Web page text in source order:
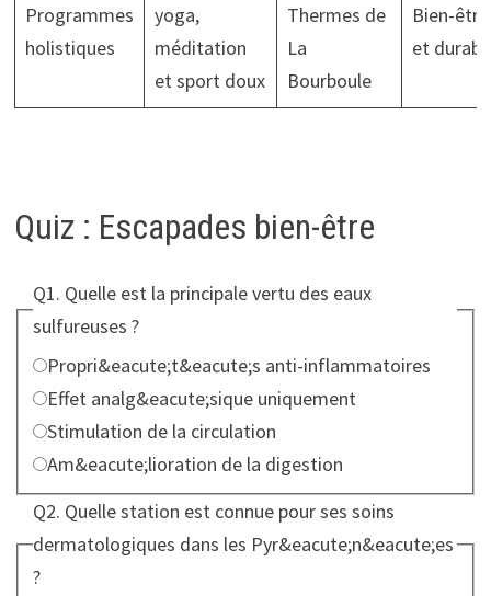
Programmes
holistiques
yoga,
méditation
et sport doux
Thermes de
La
Bourboule
Bien-
et
Quiz : Escapades bien-être
Q1. Quelle est la principale vertu des eaux
sulfureuses ?
Choisissez une r&eacute;ponse parmi les 4 propositions
Propri&eacute;t&eacute;s anti-inflammatoires
Effet analg&eacute;sique uniquement
Stimulation de la circulation
Am&eacute;lioration de la digestion
Q2. Quelle station est connue pour ses soins
dermatologiques dans les Pyr&eacute;n&eacute;es
?